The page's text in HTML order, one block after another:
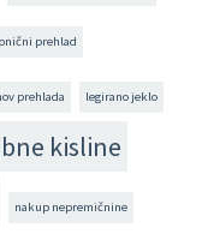
prehlad
prehlada legirano jeklo
kisline
nakup nepremičnine